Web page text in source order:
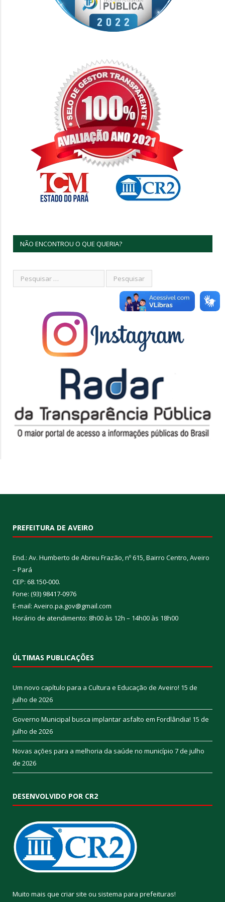
NÃO ENCONTROU O QUE QUERIA?
PREFEITURA DE AVEIRO
End.: Av. Humberto de Abreu Frazão, nº 615, Bairro Centro, Aveiro
– Pará
CEP: 68.150-000.
Fone: (93) 98417-0976
E-mail: Aveiro.pa.gov@gmail.com
Horário de atendimento: 8h00 às 12h – 14h00 às 18h00
ÚLTIMAS PUBLICAÇÕES
Um novo capítulo para a Cultura e Educação de Aveiro! 15 de
julho de 2026
Governo Municipal busca implantar asfalto em Fordlândia! 15 de
julho de 2026
Novas ações para a melhoria da saúde no município 7 de julho
de 2026
DESENVOLVIDO POR CR2
Muito mais que criar site ou sistema para prefeituras!